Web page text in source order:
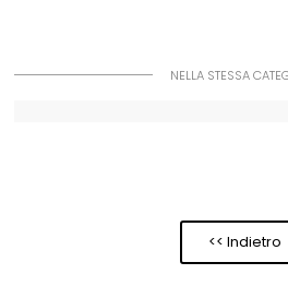
NELLA STESSA
<< Indietro